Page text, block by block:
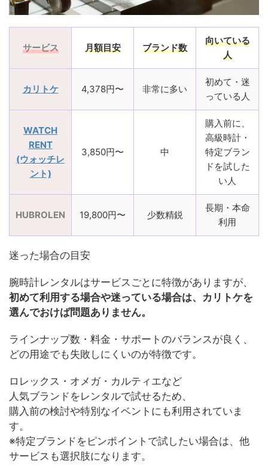
サービス 月額目安 ブランド数
向いている
人
カリトケ 4,378円〜 非常に多い
初めて・迷
っている人
WATCH
RENT
(ウォッチレ
ント)
3,850円〜 中
購入前に、
高級時計・
特定ブラン
ドを試した
い人
HUBROLEN 19,800円〜 少数精鋭
長期・本命
利用
迷った場合の目安
腕時計レンタルはサービスごとに特徴がありますが、
初めて利用する場合や迷っている場合は、カリトケを
選んでおけば問題ありません。
ラインナップ数・料金・サポートのバランスが良く、
どの用途でも失敗しにくいのが特徴です。
ロレックス・オメガ・カルティエなど
人気ブランドをレンタルで試せるため、
購入前の検討や特別なイベントにも利用されていま
す。
※特定ブランドをピンポイントで試したい場合は、他
サービスも選択肢になります。